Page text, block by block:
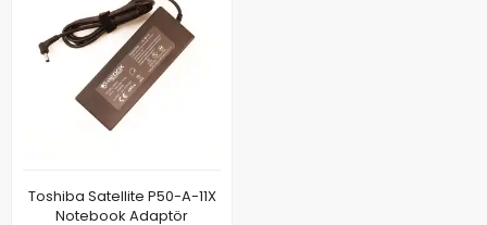
Toshiba Satellite P50-A-11X
Notebook Adaptör